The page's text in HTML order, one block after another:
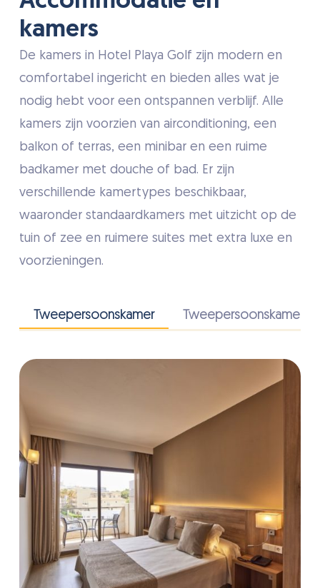
kamers
De kamers in Hotel Playa Golf zijn modern en
comfortabel ingericht en bieden alles wat je
nodig hebt voor een ontspannen verblijf. Alle
kamers zijn voorzien van airconditioning, een
balkon of terras, een minibar en een ruime
badkamer met douche of bad. Er zijn
verschillende kamertypes beschikbaar,
waaronder standaardkamers met uitzicht op de
tuin of zee en ruimere suites met extra luxe en
voorzieningen.
Tweepersoonskamer Tweepersoonskamer